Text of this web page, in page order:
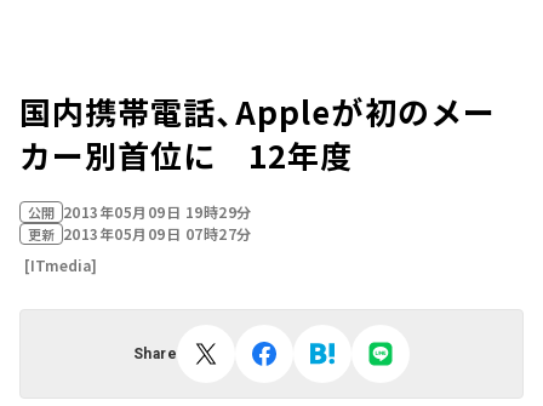
国内携帯電話、Appleが初のメー
カー別首位に 12年度
公開 2013年05月09日 19時29分
更新 2013年05月09日 07時27分
[ITmedia]
Share